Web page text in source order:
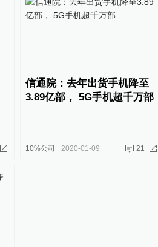
信通院：去年出货手机降至
3.89亿部， 5G手机超千万部
10%公司 2020-01-09 21